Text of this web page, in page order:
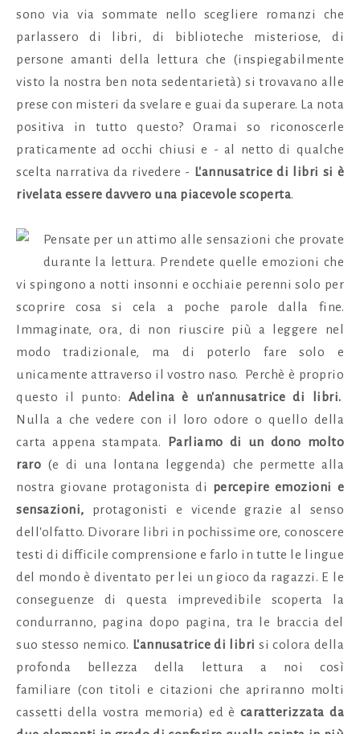
sono via via sommate nello scegliere romanzi che
parlassero di libri, di biblioteche misteriose, di
persone amanti della lettura che (inspiegabilmente
visto la nostra ben nota sedentarietà) si trovavano alle
prese con misteri da svelare e guai da superare. La nota
positiva in tutto questo? Oramai so riconoscerle
praticamente ad occhi chiusi e - al netto di qualche
scelta narrativa da rivedere - L'annusatrice di libri si è
rivelata essere davvero una piacevole scoperta.
Pensate per un attimo alle sensazioni che provate
durante la lettura. Prendete quelle emozioni che
vi spingono a notti insonni e occhiaie perenni solo per
scoprire cosa si cela a poche parole dalla fine.
Immaginate, ora, di non riuscire più a leggere nel
modo tradizionale, ma di poterlo fare solo e
unicamente attraverso il vostro naso. Perchè è proprio
questo il punto: Adelina è un'annusatrice di libri.
Nulla a che vedere con il loro odore o quello della
carta appena stampata.
Parliamo di un dono molto
raro (e di una lontana leggenda) che permette alla
nostra giovane protagonista di percepire emozioni e
sensazioni, protagonisti e vicende grazie al senso
dell'olfatto. Divorare libri in pochissime ore, conoscere
testi di difficile comprensione e farlo in tutte le lingue
del mondo è diventato per lei un gioco da ragazzi. E le
conseguenze di questa imprevedibile scoperta la
condurranno, pagina dopo pagina, tra le braccia del
suo stesso nemico. L'annusatrice di librisi colora della
profonda bellezza della lettura a noi così
familiare (con titoli e citazioni che apriranno molti
cassetti della vostra memoria) ed è caratterizzata da